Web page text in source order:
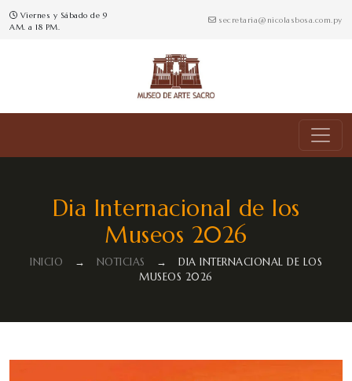
Viernes y Sábado de 9
AM. a 18 PM.
secretaria@nicolasbosa.com.py
Dia Internacional de los
Museos 2026
INICIO → NOTICIAS →
DIA INTERNACIONAL DE LOS
MUSEOS 2026